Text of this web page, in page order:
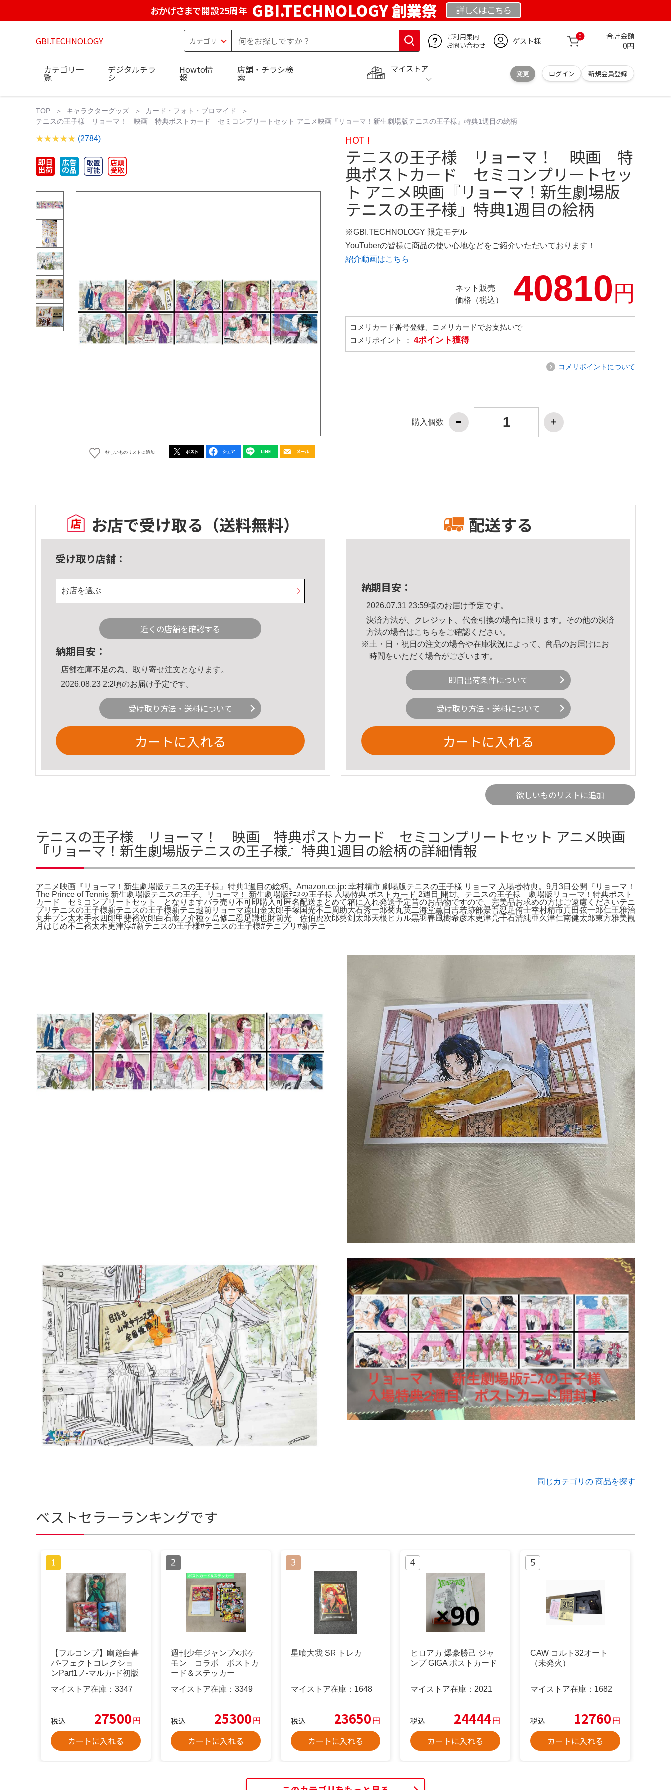
おかげさまで開設25周年 GBI.TECHNOLOGY 創業祭 詳しくはこちら
GBI.TECHNOLOGY
ご利用案内
お問い合わせ
ゲスト様 0 合計金額
0円
マイストア
変更 ログイン 新規会員登録
カテゴリ一
覧
デジタルチラ
シ
Howto情
報
店舗・チラシ検
索
TOP キャラクターグッズ
カード・フォト・ブロマイド
テニスの王子様 リョーマ！ 映画 特典ポストカード セミコンプリートセット アニメ映画『リョーマ！新生劇場版テニスの王子様』特典1週目の絵柄
(2784)
欲しいものリストに追加
HOT !
テニスの王子様 リョーマ！ 映画 特
典ポストカード セミコンプリートセッ
ト アニメ映画『リョーマ！新生劇場版
テニスの王子様』特典1週目の絵柄
※GBI.TECHNOLOGY 限定モデル
YouTuberの皆様に商品の使い心地などをご紹介いただいております！
紹介動画はこちら
ネット販売
価格（税込）
40810円
コメリカード番号登録、コメリカードでお支払いで
コメリポイント ： 4ポイント獲得
コメリポイントについて
購入個数
お店で受け取る （送料無料）
受け取り店舗：
お店を選ぶ
近くの店舗を確認する
納期目安：
店舗在庫不足の為、取り寄せ注文となります。
2026.08.23 2:2頃のお届け予定です。
受け取り方法・送料について
カートに入れる
配送する
納期目安：
2026.07.31 23:59頃のお届け予定です。
決済方法が、クレジット、代金引換の場合に限ります。その他の決済
方法の場合はこちら をご確認ください。
※土・日・祝日の注文の場合や在庫状況によって、商品のお届けにお
時間をいただく場合がございます。
即日出荷条件について
受け取り方法・送料について
カートに入れる
欲しいものリストに追加
テニスの王子様 リョーマ！ 映画 特典ポストカード セミコンプリートセット アニメ映画
『リョーマ！新生劇場版テニスの王子様』特典1週目の絵柄の詳細情報
アニメ映画『リョーマ！新生劇場版テニスの王子様』特典1週目の絵柄。Amazon.co.jp: 幸村精市 劇場版テニスの王子様 リョーマ 入場者特典。9月3日公開『リョーマ！
The Prince of Tennis 新生劇場版テニスの王子。リョーマ！ 新生劇場版ﾃﾆｽの王子様 入場特典 ポストカード 2週目 開封。テニスの王子様 劇場版リョーマ！特典ポスト
カード セミコンプリートセット となりますバラ売り不可即購入可匿名配送まとめて箱に入れ発送予定昔のお品物ですので、完美品お求めの方はご遠慮くださいテニ
プリテニスの王子様新テニスの王子様新テニ越前リョーマ遠山金太郎手塚国光不二周助大石秀一郎菊丸英二海堂薫日吉若跡部景吾忍足侑士幸村精市真田弦一郎仁王雅治
丸井ブン太木手永四郎甲斐裕次郎白石蔵ノ介種ヶ島修二忍足謙也財前光 佐伯虎次郎葵剣太郎天根ヒカル黒羽春風樹希彦木更津亮千石清純亜久津仁南健太郎東方雅美観
月はじめ不二裕太木更津淳#新テニスの王子様#テニスの王子様#テニプリ#新テニ
同じカテゴリの 商品を探す
ベストセラーランキングです
【フルコンプ】幽遊白書
パ-フェクトコレクショ
ンPart1ノ-マルカ-ド初版
マイストア在庫： 3347
税込 27500円
カートに入れる
週刊少年ジャンプ×ポケ
モン コラボ ポストカ
ード＆ステッカー
マイストア在庫： 3349
税込 25300円
カートに入れる
星喰大我 SR トレカ
マイストア在庫： 1648
税込 23650円
カートに入れる
ヒロアカ 爆豪勝己 ジャ
ンプ GIGA ポストカード
マイストア在庫： 2021
税込 24444円
カートに入れる
CAW コルト32オート
（未発火）
マイストア在庫： 1682
税込 12760円
カートに入れる